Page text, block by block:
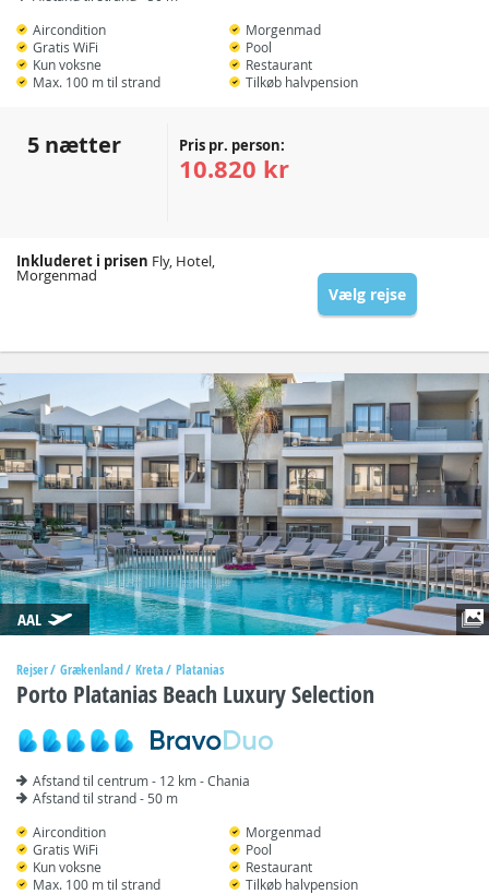
Aircondition
Gratis WiFi
Kun voksne
Max. 100 m til strand
Morgenmad
Pool
Restaurant
Tilkøb halvpension
5 nætter Pris pr. person:
10.820 kr
Inkluderet i prisen Fly, Hotel,
Morgenmad
Vælg rejse
AAL
Rejser Grækenland Kreta Platanias
Porto Platanias Beach Luxury Selection
Afstand til centrum - 12 km - Chania
Afstand til strand - 50 m
Aircondition
Gratis WiFi
Kun voksne
Max. 100 m til strand
Morgenmad
Pool
Restaurant
Tilkøb halvpension